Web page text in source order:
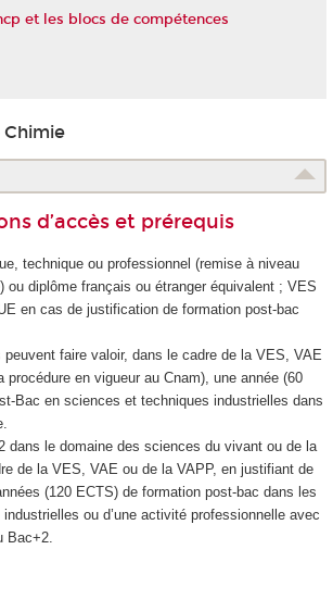
et les blocs de compétences
Chimie
d’accès et prérequis
technique ou professionnel (remise à niveau
ou diplôme français ou étranger équivalent ; VES
en cas de justification de formation post-bac
faire valoir, dans le cadre de la VES, VAE
procédure en vigueur au Cnam), une année (60
Bac en sciences et techniques industrielles dans
dans le domaine des sciences du vivant ou de la
de la VES, VAE ou de la VAPP, en justifiant de
(120 ECTS) de formation post-bac dans les
ou d’une activité professionnelle avec
Bac+2.